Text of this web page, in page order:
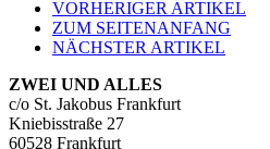
VORHERIGER ARTIKEL
ZUM SEITENANFANG
NÄCHSTER ARTIKEL
ZWEI UND ALLES
c/o St. Jakobus Frankfurt
Kniebisstraße 27
60528 Frankfurt